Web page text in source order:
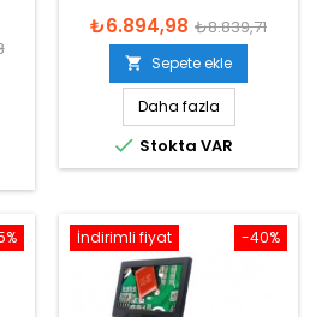
₺6.894,98 ₺8.839,71
 Sepete ekle
Daha fazla
 Stokta VAR
-40%
İndirimli fiyat